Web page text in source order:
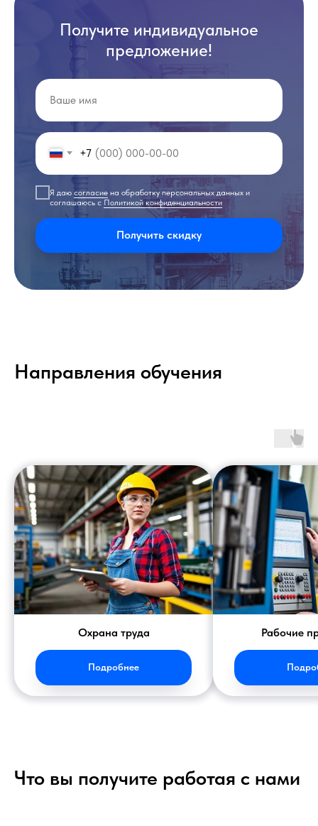
Получите индивидуальное
предложение!
+7
Я даю согласие на обработку персональных данных и
соглашаюсь с Политикой конфиденциальности
Получить скидку
Направления обучения
Охрана труда
Подробнее
Рабочие
Что вы получите работая с нами